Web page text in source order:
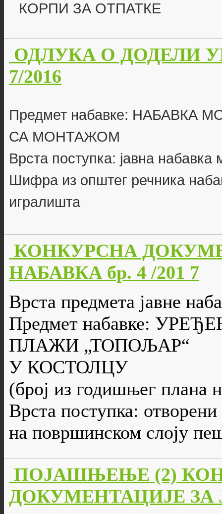
КОРПИ ЗА ОТПАТКЕ
ОДЛУКА О ДОДЕЛИ
7/2016
Предмет набавке: НАБАВКА
СА МОНТАЖОМ
Врста поступка: јавна набавка
Шифра из општег речника
игралишта
КОНКУРСНА
НАБАВКА бр. 4 /201 7
Врста предмета јавне
Предмет набавке:
ПЛАЖИ „ТОПОЉАР“
У КОСТОЛЦУ
(број из годишњег плана
Врста поступка:
на површинском слоју
ПОЈАШЊЕЊЕ (2)
ДОКУМЕНТАЦИЈЕ ЗА